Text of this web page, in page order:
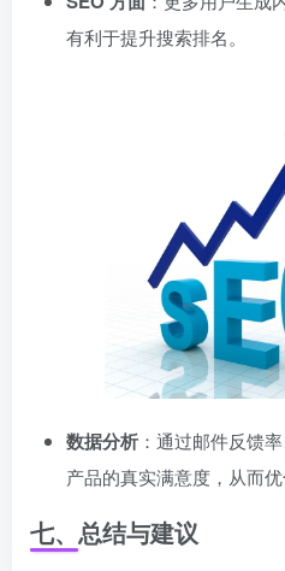
有利于提升搜索排名。
数据分析 ：通过邮件反馈
产品的真实满意度，从而优
七、总结与建议